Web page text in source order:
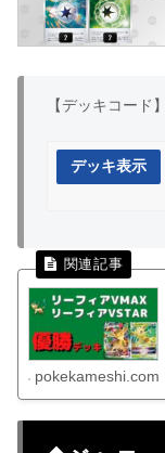
【デッキコード
デッキ表示
pokekameshi.com